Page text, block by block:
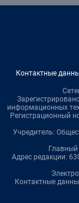
Контактные
информационных
Регистрационный
Учредитель:
Адрес редакции:
Контактные